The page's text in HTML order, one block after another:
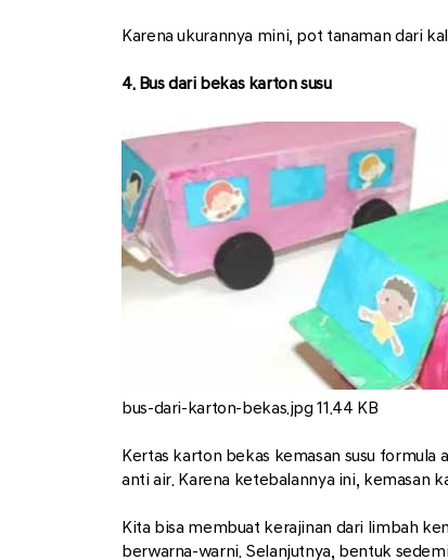
Karena ukurannya mini, pot tanaman dari
4. Bus dari bekas karton susu
bus-dari-karton-bekas.jpg 11.44 KB
Kertas karton bekas kemasan susu formula
anti air. Karena ketebalannya ini, kemasan
Kita bisa membuat kerajinan dari limbah
berwarna-warni. Selanjutnya, bentuk